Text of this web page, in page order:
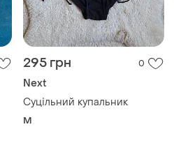
295 грн 0
Next
Суцільний купальник
M